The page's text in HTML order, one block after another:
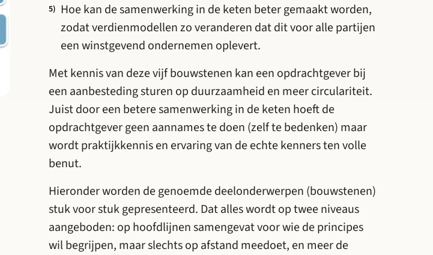
Hoe kan de samenwerking in de keten beter gemaakt worden,
zodat verdienmodellen zo veranderen dat dit voor alle partijen
een winstgevend ondernemen oplevert.
Met kennis van deze vijf bouwstenen kan een opdrachtgever bij
een aanbesteding sturen op duurzaamheid en meer circulariteit.
Juist door een betere samenwerking in de keten hoeft de
opdrachtgever geen aannames te doen (zelf te bedenken) maar
wordt praktijkkennis en ervaring van de echte kenners ten volle
benut.
Hieronder worden de genoemde deelonderwerpen (bouwstenen)
stuk voor stuk gepresenteerd. Dat alles wordt op twee niveaus
aangeboden: op hoofdlijnen samengevat voor wie de principes
wil begrijpen, maar slechts op afstand meedoet, en meer de